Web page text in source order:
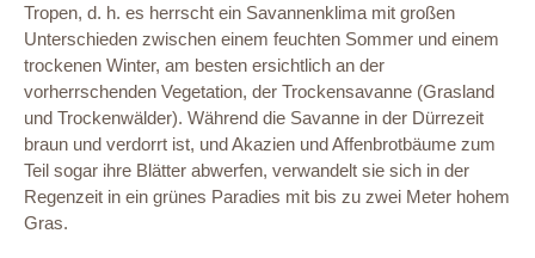
Tropen, d. h. es herrscht ein Savannenklima mit großen
Unterschieden zwischen einem feuchten Sommer und einem
trockenen Winter, am besten ersichtlich an der
vorherrschenden Vegetation, der Trockensavanne (Grasland
und Trockenwälder). Während die Savanne in der Dürrezeit
braun und verdorrt ist, und Akazien und Affenbrotbäume zum
Teil sogar ihre Blätter abwerfen, verwandelt sie sich in der
Regenzeit in ein grünes Paradies mit bis zu zwei Meter hohem
Gras.